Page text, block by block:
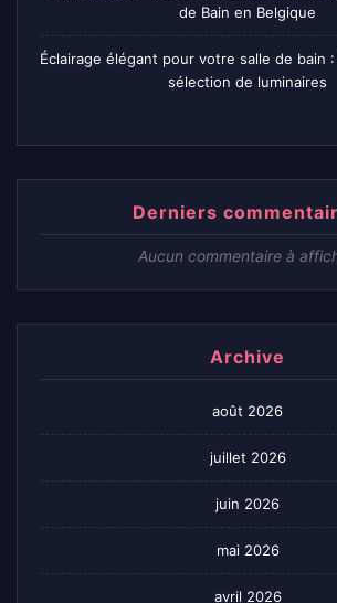
de Bain en Belgique
Éclairage élégant pour votre salle de bain
sélection de luminaires
Derniers
Aucun commentaire à
Archive
août 2026
juillet 2026
juin 2026
mai 2026
avril 2026